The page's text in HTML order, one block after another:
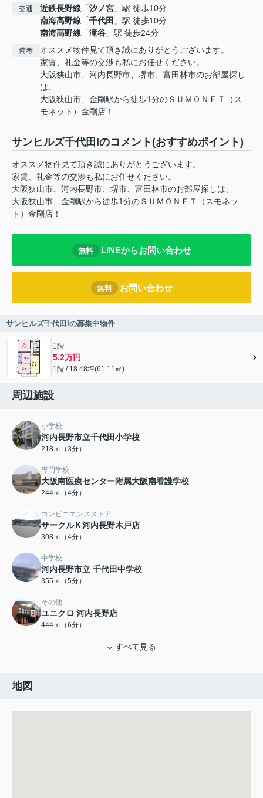
交通 近鉄長野線 「汐ノ宮 」駅 徒歩10分
南海高野線 「千代田 」駅 徒歩10分
南海高野線 「滝谷 」駅 徒歩24分
備考
オススメ物件見て頂き誠にありがとうございます。
家賃、礼金等の交渉も私にお任せください。
大阪狭山市、河内長野市、堺市、富田林市のお部屋探し
は、
大阪狭山市、金剛駅から徒歩1分のＳＵＭＯＮＥＴ（ス
モネット）金剛店！
サンヒルズ千代田Iのコメント(おすすめポイント)
オススメ物件見て頂き誠にありがとうございます。
家賃、礼金等の交渉も私にお任せください。
大阪狭山市、河内長野市、堺市、富田林市のお部屋探しは、
大阪狭山市、金剛駅から徒歩1分のＳＵＭＯＮＥＴ（スモネッ
ト）金剛店！
無料 LINEからお問い合わせ
無料 お問い合わせ
サンヒルズ千代田Iの募集中物件
1階
5.2万円
1階 / 18.48坪(61.11㎡)
周辺施設
小学校
河内長野市立千代田小学校
218ｍ（3分）
専門学校
大阪南医療センター附属大阪南看護学校
244ｍ（4分）
コンビニエンスストア
サークルＫ河内長野木戸店
308ｍ（4分）
中学校
河内長野市立 千代田中学校
355ｍ（5分）
その他
ユニクロ 河内長野店
444ｍ（6分）
すべて見る
地図